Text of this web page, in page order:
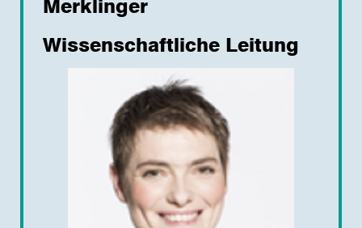
Merklinger
Wissenschaftliche Leitung